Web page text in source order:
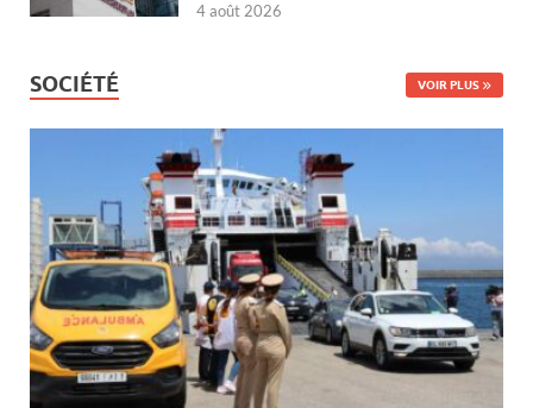
4 août 2026
SOCIÉTÉ VOIR PLUS